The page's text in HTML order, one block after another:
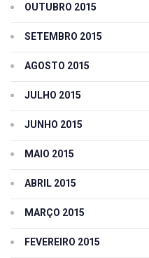
OUTUBRO 2015
SETEMBRO 2015
AGOSTO 2015
JULHO 2015
JUNHO 2015
MAIO 2015
ABRIL 2015
MARÇO 2015
FEVEREIRO 2015